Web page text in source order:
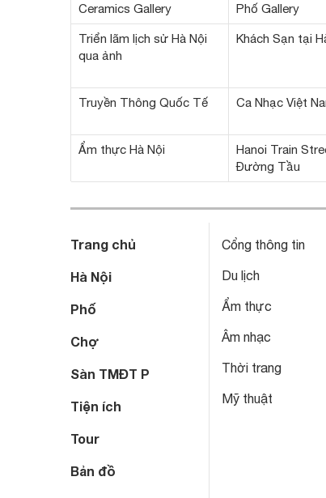
Ceramics Gallery Phố Gallery
Triển lãm lịch sử Hà Nội
qua ảnh
Khách Sạn tại
Truyền Thông Quốc Tế Ca Nhạc Việt
Ẩm thực Hà Nội
Hanoi Train
Đường Tầu
Trang chủ
Hà Nội
Phố
Chợ
Sàn TMĐT P
Tiện ích
Tour
Bản đồ
Cổng thông tin
Du lịch
Ẩm thực
Âm nhạc
Thời trang
Mỹ thuật